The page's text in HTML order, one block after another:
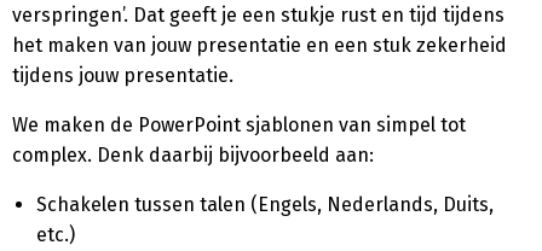
verspringen’. Dat geeft je een stukje rust en tijd tijdens
het maken van jouw presentatie en een stuk zekerheid
tijdens jouw presentatie.
We maken de PowerPoint sjablonen van simpel tot
complex. Denk daarbij bijvoorbeeld aan:
Schakelen tussen talen (Engels, Nederlands, Duits,
etc.)